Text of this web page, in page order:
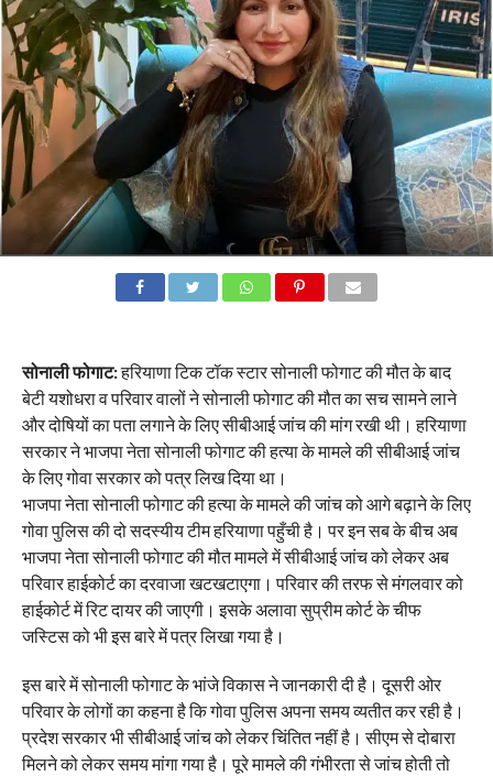
सोनाली फोगाट:हरियाणा टिक टॉक स्टार सोनाली फोगाट की मौत के बाद
बेटी यशोधरा व परिवार वालों ने सोनाली फोगाट की मौत का सच सामने लाने
और दोषियों का पता लगाने के लिए सीबीआई जांच की मांग रखी थी। हरियाणा
सरकार ने भाजपा नेता सोनाली फोगाट की हत्या के मामले की सीबीआई जांच
के लिए गोवा सरकार को पत्र लिख दिया था।
भाजपा नेता सोनाली फोगाट की हत्या के मामले की जांच को आगे बढ़ाने के लिए
गोवा पुलिस की दो सदस्यीय टीम हरियाणा पहुँची है। पर इन सब के बीच अब
भाजपा नेता सोनाली फोगाट की मौत मामले में सीबीआई जांच को लेकर अब
परिवार हाईकोर्ट का दरवाजा खटखटाएगा। परिवार की तरफ से मंगलवार को
हाईकोर्ट में रिट दायर की जाएगी। इसके अलावा सुप्रीम कोर्ट के चीफ
जस्टिस को भी इस बारे में पत्र लिखा गया है।
इस बारे में सोनाली फोगाट के भांजे विकास ने जानकारी दी है। दूसरी ओर
परिवार के लोगों का कहना है कि गोवा पुलिस अपना समय व्यतीत कर रही है।
प्रदेश सरकार भी सीबीआई जांच को लेकर चिंतित नहीं है। सीएम से दोबारा
मिलने को लेकर समय मांगा गया है। पूरे मामले की गंभीरता से जांच होती तो